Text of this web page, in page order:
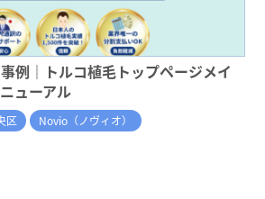
例｜トルコ植毛トップページメイ
ューアル
区 Novio（ノヴィオ）